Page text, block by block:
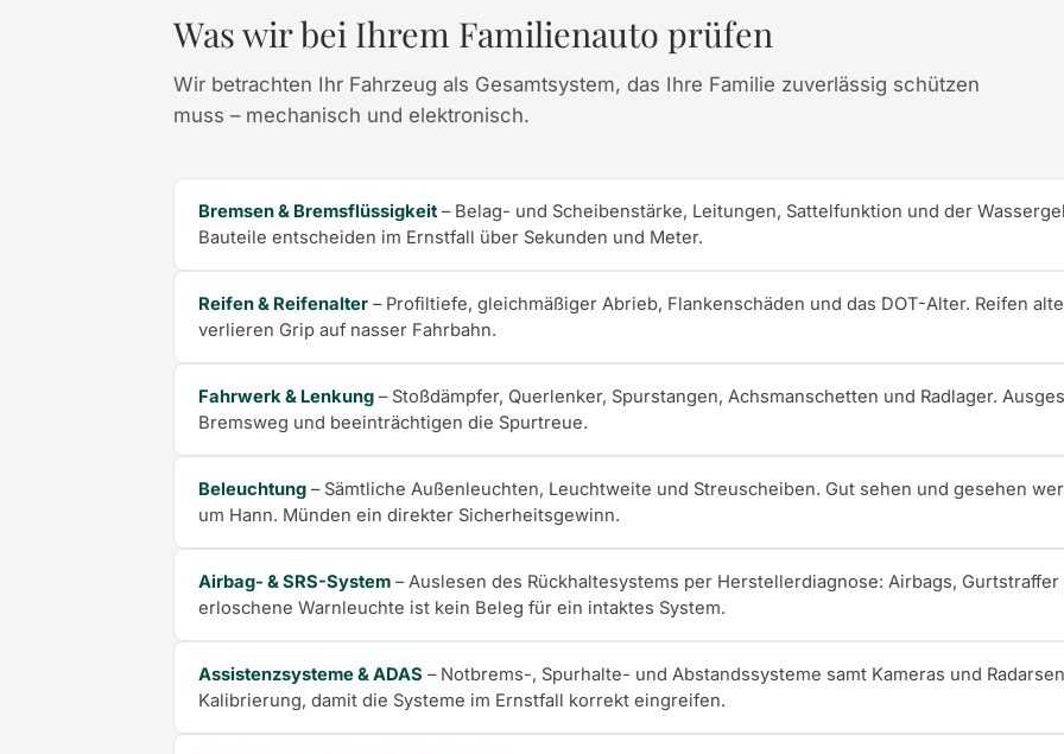
Was wir bei Ihrem Familienauto prüfen
Wir betrachten Ihr Fahrzeug als Gesamtsystem, das Ihre Familie zuverlässig schützen
muss – mechanisch und elektronisch.
Bremsen & Bremsflüssigkeit – Belag- und Scheibenstärke, Leitungen, Sattelfunktion und der
Bauteile entscheiden im Ernstfall über Sekunden und Meter.
Reifen & Reifenalter – Profiltiefe, gleichmäßiger Abrieb, Flankenschäden und das DOT-Alter. Reifen
verlieren Grip auf nasser Fahrbahn.
Fahrwerk & Lenkung – Stoßdämpfer, Querlenker, Spurstangen, Achsmanschetten und Radlager.
Bremsweg und beeinträchtigen die Spurtreue.
Beleuchtung – Sämtliche Außenleuchten, Leuchtweite und Streuscheiben. Gut sehen und gesehen
um Hann. Münden ein direkter Sicherheitsgewinn.
Airbag- & SRS-System – Auslesen des Rückhaltesystems per Herstellerdiagnose: Airbags,
erloschene Warnleuchte ist kein Beleg für ein intaktes System.
Assistenzsysteme & ADAS – Notbrems-, Spurhalte- und Abstandssysteme samt Kameras und
Kalibrierung, damit die Systeme im Ernstfall korrekt eingreifen.